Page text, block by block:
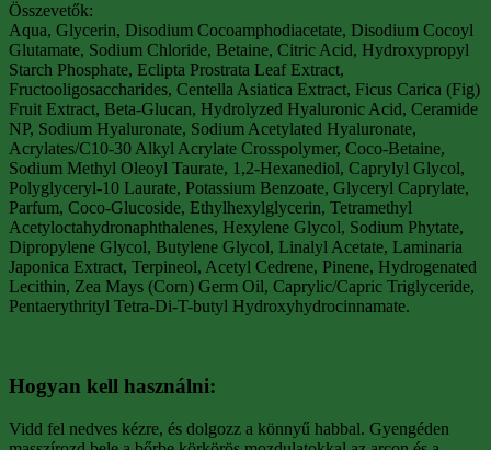
Összevetők:
Aqua, Glycerin, Disodium Cocoamphodiacetate, Disodium Cocoyl
Glutamate, Sodium Chloride, Betaine, Citric Acid, Hydroxypropyl
Starch Phosphate, Eclipta Prostrata Leaf Extract,
Fructooligosaccharides, Centella Asiatica Extract, Ficus Carica (Fig)
Fruit Extract, Beta-Glucan, Hydrolyzed Hyaluronic Acid, Ceramide
NP, Sodium Hyaluronate, Sodium Acetylated Hyaluronate,
Acrylates/C10-30 Alkyl Acrylate Crosspolymer, Coco-Betaine,
Sodium Methyl Oleoyl Taurate, 1,2-Hexanediol, Caprylyl Glycol,
Polyglyceryl-10 Laurate, Potassium Benzoate, Glyceryl Caprylate,
Parfum, Coco-Glucoside, Ethylhexylglycerin, Tetramethyl
Acetyloctahydronaphthalenes, Hexylene Glycol, Sodium Phytate,
Dipropylene Glycol, Butylene Glycol, Linalyl Acetate, Laminaria
Japonica Extract, Terpineol, Acetyl Cedrene, Pinene, Hydrogenated
Lecithin, Zea Mays (Corn) Germ Oil, Caprylic/Capric Triglyceride,
Pentaerythrityl Tetra-Di-T-butyl Hydroxyhydrocinnamate.
Hogyan kell használni:
Vidd fel nedves kézre, és dolgozz a könnyű habbal. Gyengéden